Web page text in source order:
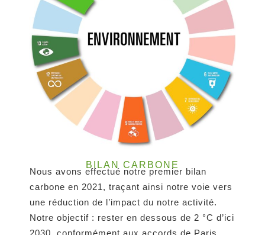
BILAN CARBONE
Nous avons effectué notre premier bilan
carbone en 2021, traçant ainsi notre voie vers
une réduction de l’impact du notre activité.
Notre objectif : rester en dessous de 2 °C d’ici